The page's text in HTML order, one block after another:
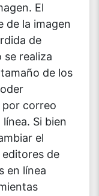
El
de la imagen
de
se realiza
de los
correo
Si bien
el
de
en línea